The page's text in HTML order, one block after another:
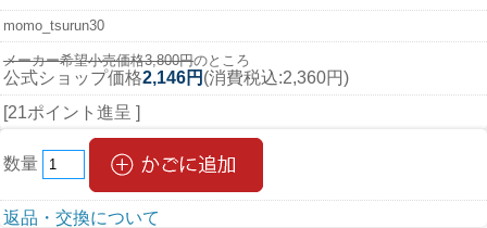
momo_tsurun30
メーカー希望小売価格3,800円のところ
公式ショップ価格2,146円 (消費税込:2,360円)
[21ポイント進呈 ]
数量
返品・交換について